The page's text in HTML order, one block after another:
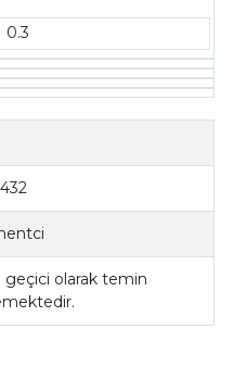
0.3
geçici olarak temin